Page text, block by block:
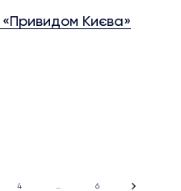
Києва»
4 6